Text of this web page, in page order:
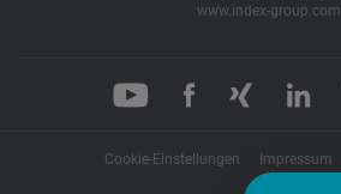
www.index-group.com
Cookie-Einstellungen Impressum